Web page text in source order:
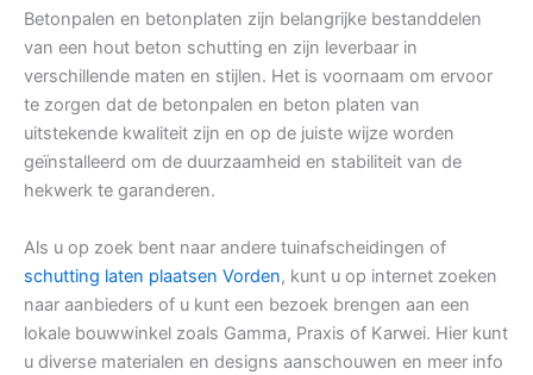
Betonpalen en betonplaten zijn belangrijke bestanddelen
van een hout beton schutting en zijn leverbaar in
verschillende maten en stijlen. Het is voornaam om ervoor
te zorgen dat de betonpalen en beton platen van
uitstekende kwaliteit zijn en op de juiste wijze worden
geïnstalleerd om de duurzaamheid en stabiliteit van de
hekwerk te garanderen.
Als u op zoek bent naar andere tuinafscheidingen of
schutting laten plaatsen Vorden, kunt u op internet zoeken
naar aanbieders of u kunt een bezoek brengen aan een
lokale bouwwinkel zoals Gamma, Praxis of Karwei. Hier kunt
u diverse materialen en designs aanschouwen en meer info